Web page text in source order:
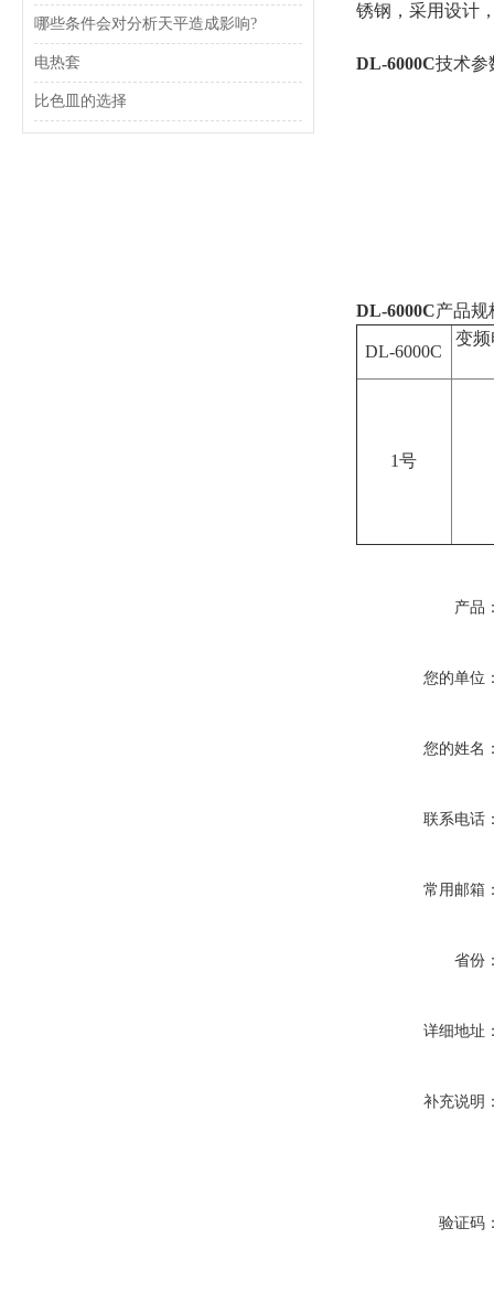
哪些条件会对分析天平造成影响?
电热套
比色皿的选择
锈钢，采用设计
DL-6000C技术参
DL-6000C产品规
DL-6000C
变
1号
产品
您的单位
您的姓名
联系电话
常用邮箱
省份
详细地址
补充说明
验证码